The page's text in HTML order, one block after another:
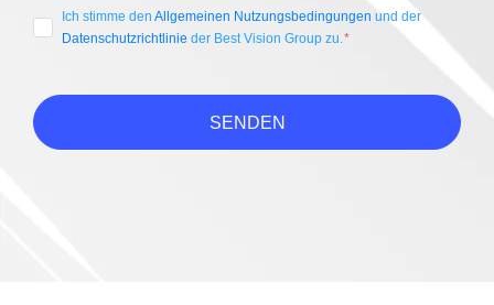
Ich stimme den Allgemeinen Nutzungsbedingungen und der
Datenschutzrichtlinie der Best Vision Group zu.
SENDEN